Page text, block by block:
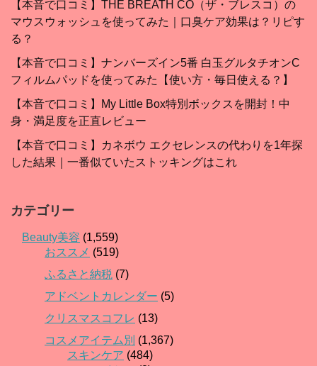
【本音で口コミ】THE BREATH CO（ザ・ブレスコ）の
マウスウォッシュを使ってみた｜口臭ケア効果は？リピす
る？
【本音で口コミ】ナンバーズイン5番 白玉グルタチオンC
フィルムパッドを使ってみた【使い方・毎日使える？】
【本音で口コミ】My Little Box特別ボックスを開封！中
身・満足度を正直レビュー
【本音で口コミ】カネボウ エクセレンスの代わりを1年探
した結果｜一番似ていたストッキングはこれ
カテゴリー
Beauty美容 (1,559)
おススメ (519)
ふるさと納税 (7)
アドベントカレンダー (5)
クリスマスコフレ (13)
コスメアイテム別 (1,367)
スキンケア (484)